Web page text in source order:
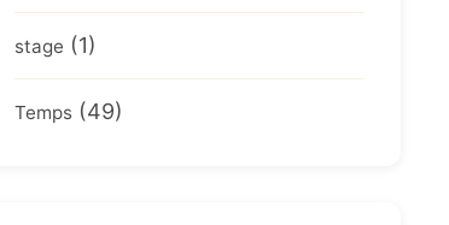
stage (1)
Temps (49)